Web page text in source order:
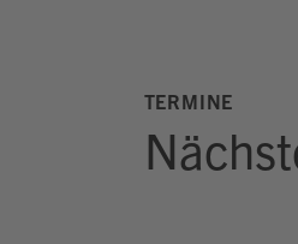
TERMINE